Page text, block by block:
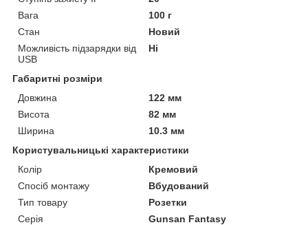
Вага
100 г
Стан
Новий
Можливість підзарядки від
USB
Ні
Габаритні розміри
Довжина
122 мм
Висота
82 мм
Ширина
10.3 мм
Користувальницькі характеристики
Колір
Кремовий
Спосіб монтажу
Вбудований
Тип товару
Розетки
Серія
Gunsan Fantasy